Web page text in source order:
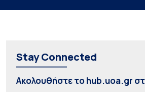
Stay Connected
Ακολουθήστε το hub.uoa.gr